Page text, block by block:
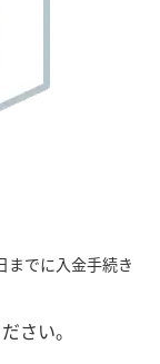
までに入金手続き
さい。